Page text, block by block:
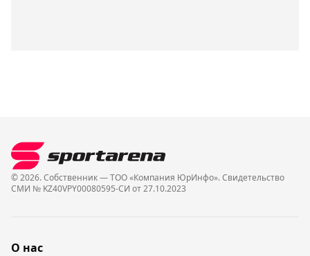
© 2026. Собственник — ТОО «Компания ЮрИнфо». Cвидетельство
СМИ № KZ40VPY00080595-СИ от 27.10.2023
О нас